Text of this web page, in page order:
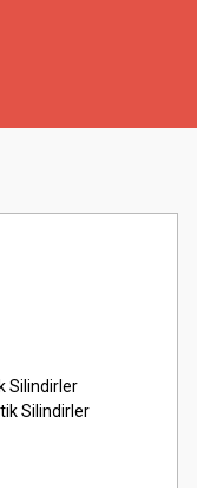
Silindirler
Silindirler